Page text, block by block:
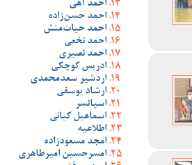
احمد آهی
احمد حسن‌زاده
احمد حیات‌منش
احمد نخعی
احمد نصیری
ادریس کوچکی
اردشیر سعدمحمدی
ارشاد یوسفی
اسپانسر
اسماعیل کیانی
اطلاعیه
امجد مسعودزاده
امسرحسین امیرطاهری